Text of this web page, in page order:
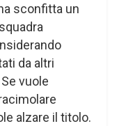
sconfitta un
da altri
vuole
alzare il titolo.